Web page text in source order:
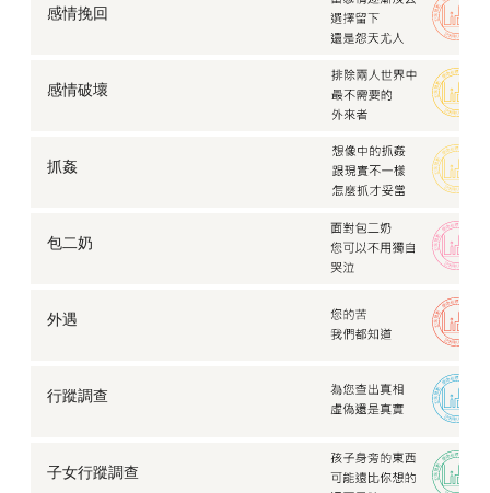
感情挽回
感情破壞
抓姦
包二奶
外遇
行蹤調查
子女行蹤調查